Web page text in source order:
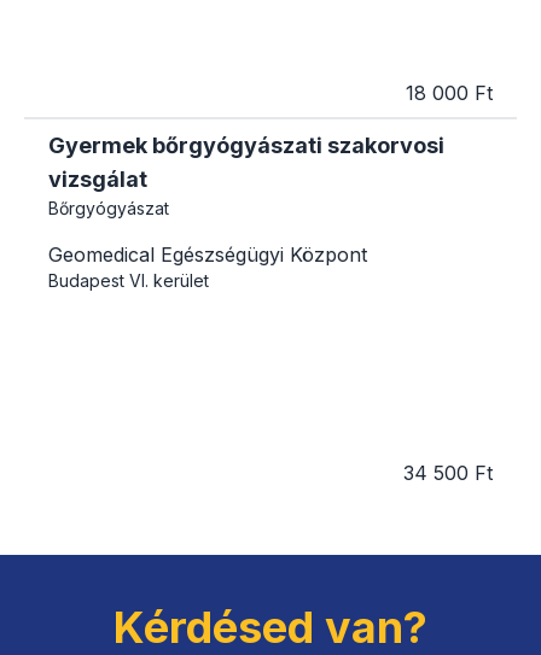
18 000 Ft
Gyermek bőrgyógyászati szakorvosi
vizsgálat
Bőrgyógyászat
Geomedical Egészségügyi Központ
Budapest VI. kerület
34 500 Ft
Kérdésed van?